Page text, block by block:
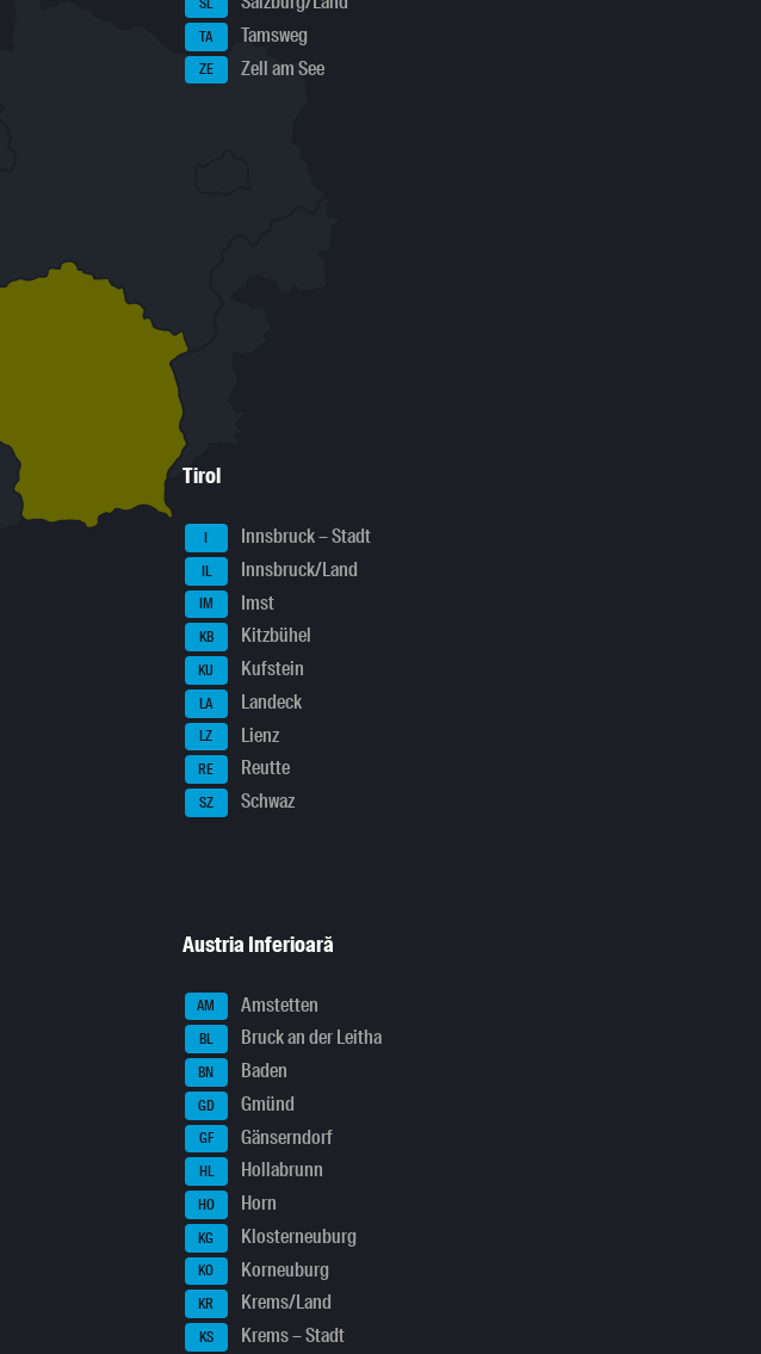
TA Tamsweg
ZE Zell am See
Tirol
I Innsbruck – Stadt
IL Innsbruck/Land
IM Imst
KB Kitzbühel
KU Kufstein
LA Landeck
LZ Lienz
RE Reutte
SZ Schwaz
Austria Inferioară
AM Amstetten
BL Bruck an der Leitha
BN Baden
GD Gmünd
GF Gänserndorf
HL Hollabrunn
HO Horn
KG Klosterneuburg
KO Korneuburg
KR Krems/Land
KS Krems – Stadt